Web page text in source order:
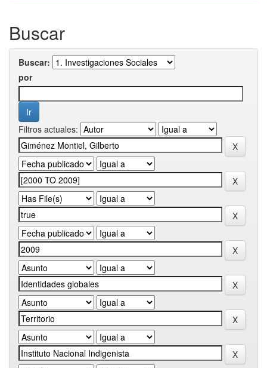
Buscar
Buscar:
por
Filtros actuales: